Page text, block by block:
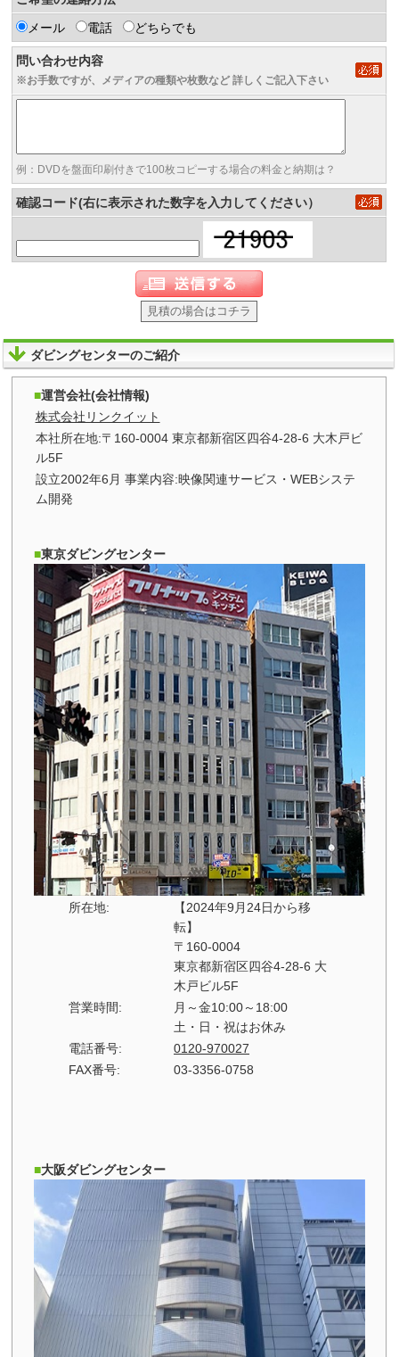
メール 電話 どちらでも
問い合わせ内容
※お手数ですが、メディアの種類や枚数など 詳しくご記入下さい
例：DVDを盤面印刷付きで100枚コピーする場合の料金と納期は？
確認コード(右に表示された数字を入力してください）
見積の場合はコチラ
ダビングセンターのご紹介
運営会社(会社情報)
株式会社リンクイット
本社所在地:〒160-0004 東京都新宿区四谷4-28-6 大木戸ビ
ル5F
設立2002年6月 事業内容:映像関連サービス・WEBシステ
ム開発
東京ダビングセンター
所在地:
【2024年9月24日から移
転】
〒160-0004
東京都新宿区四谷4-28-6 大
木戸ビル5F
営業時間:
月～金10:00～18:00
土・日・祝はお休み
電話番号:
0120-970027
FAX番号:
03-3356-0758
大阪ダビングセンター